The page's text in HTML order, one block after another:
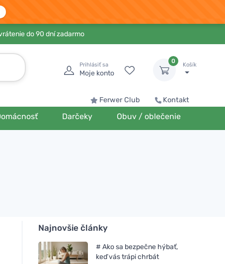
do 90 dní zadarmo
Prihlásiť sa
Moje konto
0
Košík
Ferwer Club Kontakt
Darčeky Obuv / oblečenie
Najnovšie články
# Ako sa bezpečne hýbať,
keď vás trápi chrbát